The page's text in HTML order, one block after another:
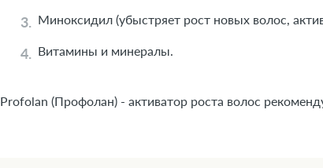
Миноксидил (убыстряет рост новых волос,
Витамины и минералы.
Profolan (Профолан) - активатор роста волос